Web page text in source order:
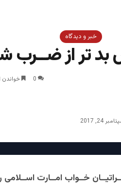
خبر و دیدگاه
تر از ضــرب
24, 2017
0 خواندن این